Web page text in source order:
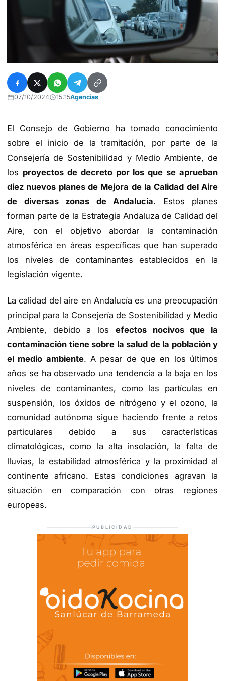
07/10/2024 15:15Agencias
El Consejo de Gobierno ha tomado conocimiento
sobre el inicio de la tramitación, por parte de la
Consejería de Sostenibilidad y Medio Ambiente, de
los proyectos de decreto por los que se aprueban
diez nuevos planes de Mejora de la Calidad del Aire
de diversas zonas de Andalucía. Estos planes
forman parte de la Estrategia Andaluza de Calidad del
Aire, con el objetivo abordar la contaminación
atmosférica en áreas específicas que han superado
los niveles de contaminantes establecidos en la
legislación vigente.
La calidad del aire en Andalucía es una preocupación
principal para la Consejería de Sostenibilidad y Medio
Ambiente, debido a los efectos nocivos que la
contaminación tiene sobre la salud de la población y
el medio ambiente. A pesar de que en los últimos
años se ha observado una tendencia a la baja en los
niveles de contaminantes, como las partículas en
suspensión, los óxidos de nitrógeno y el ozono, la
comunidad autónoma sigue haciendo frente a retos
particulares debido a sus características
climatológicas, como la alta insolación, la falta de
lluvias, la estabilidad atmosférica y la proximidad al
continente africano. Estas condiciones agravan la
situación en comparación con otras regiones
europeas.
PUBLICIDAD